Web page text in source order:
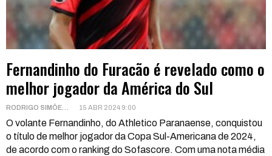
Fernandinho do Furacão é revelado como o
melhor jogador da América do Sul
RODRIGO SIMÕES 15 ABR 2024 9:00
O volante Fernandinho, do Athletico Paranaense, conquistou
o título de melhor jogador da Copa Sul-Americana de 2024,
de acordo com o ranking do Sofascore. Com uma nota média